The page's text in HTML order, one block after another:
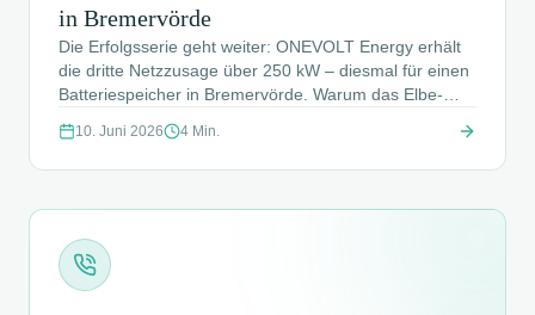
in Bremervörde
Die Erfolgsserie geht weiter: ONEVOLT Energy erhält
die dritte Netzzusage über 250 kW – diesmal für einen
Batteriespeicher in Bremervörde. Warum das Elbe-
Energiewende ist und wie die COS Vertriebsagentur
die Netzanfrage erneut zur Zusage führte.
10. Juni 2026 4 Min.